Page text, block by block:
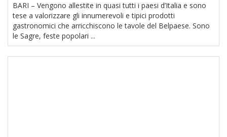
BARI – Vengono allestite in quasi tutti i paesi d’Italia e sono
tese a valorizzare gli innumerevoli e tipici prodotti
gastronomici che arricchiscono le tavole del Belpaese. Sono
le Sagre, feste popolari ...